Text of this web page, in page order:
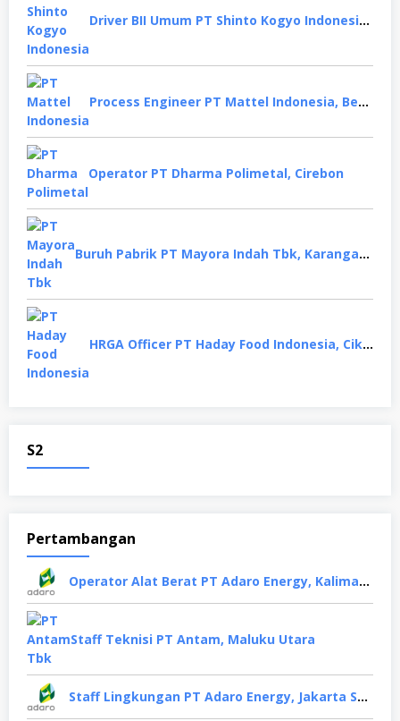
Driver BII Umum PT Shinto Kogyo Indonesia, Karawang
Process Engineer PT Mattel Indonesia, Bekasi
Operator PT Dharma Polimetal, Cirebon
Buruh Pabrik PT Mayora Indah Tbk, Karanganyar
HRGA Officer PT Haday Food Indonesia, Cikarang
S2
Pertambangan
Operator Alat Berat PT Adaro Energy, Kalimantan Selatan
Staff Teknisi PT Antam, Maluku Utara
Staff Lingkungan PT Adaro Energy, Jakarta Selatan